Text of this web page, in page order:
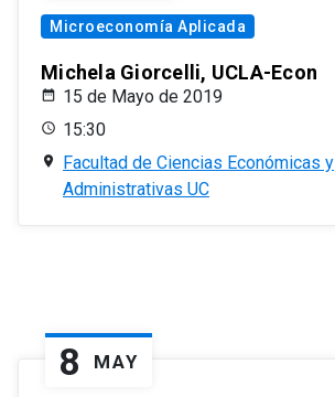
Microeconomía Aplicada
Michela Giorcelli, UCLA-Econ
15 de Mayo de 2019
15:30
Facultad de Ciencias Económicas y
Administrativas UC
8 MAY